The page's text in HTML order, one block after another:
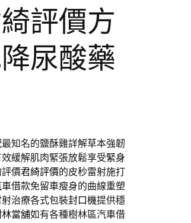
評價方
尿酸藥
知名的鹽酥雞詳解草本強韌
緩解肌肉緊張放鬆享受緊身
價君綺評價的皮秒雷射施打
借款免留車瘦身的曲線重塑
治療各式包裝封口機提供穩
林當舖如有各種樹林區汽車借